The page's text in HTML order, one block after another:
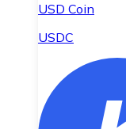
USD Coin
USDC